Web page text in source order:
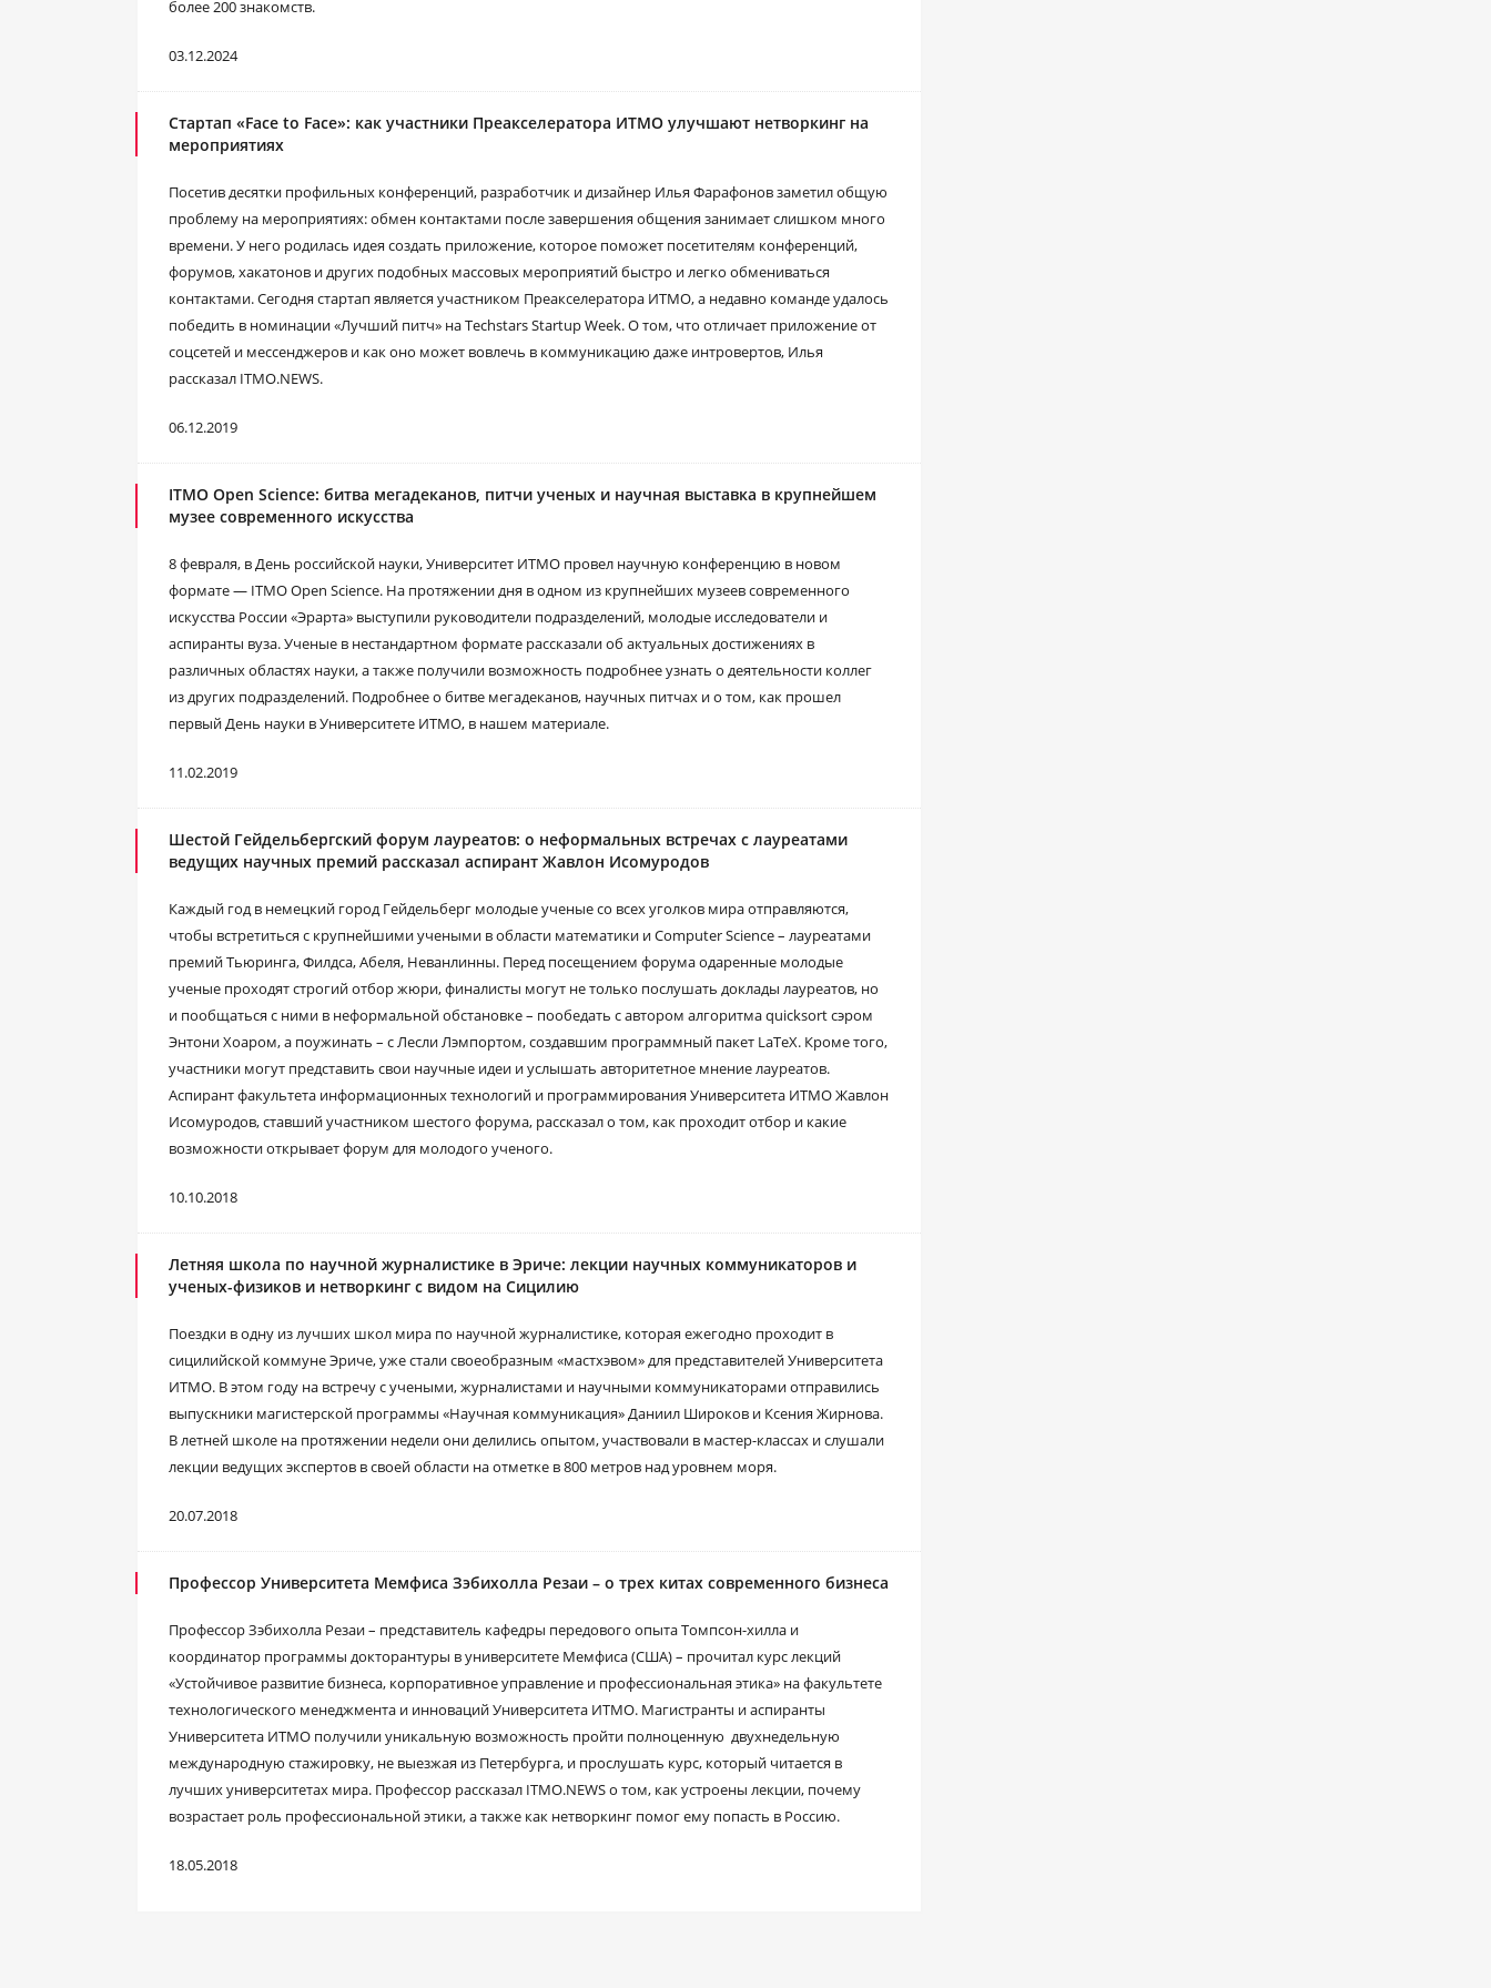
более 200 знакомств.
03.12.2024
Стартап «Face to Face»: как участники Преакселератора ИТМО улучшают нетворкинг на
мероприятиях
Посетив десятки профильных конференций, разработчик и дизайнер Илья Фарафонов заметил общую
проблему на мероприятиях: обмен контактами после завершения общения занимает слишком много
времени. У него родилась идея создать приложение, которое поможет посетителям конференций,
форумов, хакатонов и других подобных массовых мероприятий быстро и легко обмениваться
контактами. Сегодня стартап является участником Преакселератора ИТМО, а недавно команде удалось
победить в номинации «Лучший питч» на Techstars Startup Week. О том, что отличает приложение от
соцсетей и мессенджеров и как оно может вовлечь в коммуникацию даже интровертов, Илья
рассказал ITMO.NEWS.
06.12.2019
ITMO Open Science: битва мегадеканов, питчи ученых и научная выставка в крупнейшем
музее современного искусства
8 февраля, в День российской науки, Университет ИТМО провел научную конференцию в новом
формате — ITMO Open Science. На протяжении дня в одном из крупнейших музеев современного
искусства России «Эрарта» выступили руководители подразделений, молодые исследователи и
аспиранты вуза. Ученые в нестандартном формате рассказали об актуальных достижениях в
различных областях науки, а также получили возможность подробнее узнать о деятельности коллег
из других подразделений. Подробнее о битве мегадеканов, научных питчах и о том, как прошел
первый День науки в Университете ИТМО, в нашем материале.
11.02.2019
Шестой Гейдельбергский форум лауреатов: о неформальных встречах с лауреатами
ведущих научных премий рассказал аспирант Жавлон Исомуродов
Каждый год в немецкий город Гейдельберг молодые ученые со всех уголков мира отправляются,
чтобы встретиться с крупнейшими учеными в области математики и Computer Science – лауреатами
премий Тьюринга, Филдса, Абеля, Неванлинны. Перед посещением форума одаренные молодые
ученые проходят строгий отбор жюри, финалисты могут не только послушать доклады лауреатов, но
и пообщаться с ними в неформальной обстановке – пообедать с автором алгоритма quicksort сэром
Энтони Хоаром, а поужинать – с Лесли Лэмпортом, создавшим программный пакет LaTeX. Кроме того,
участники могут представить свои научные идеи и услышать авторитетное мнение лауреатов.
Аспирант факультета информационных технологий и программирования Университета ИТМО Жавлон
Исомуродов, ставший участником шестого форума, рассказал о том, как проходит отбор и какие
возможности открывает форум для молодого ученого.
10.10.2018
Летняя школа по научной журналистике в Эриче: лекции научных коммуникаторов и
ученых-физиков и нетворкинг с видом на Сицилию
Поездки в одну из лучших школ мира по научной журналистике, которая ежегодно проходит в
сицилийской коммуне Эриче, уже стали своеобразным «мастхэвом» для представителей Университета
ИТМО. В этом году на встречу с учеными, журналистами и научными коммуникаторами отправились
выпускники магистерской программы «Научная коммуникация» Даниил Широков и Ксения Жирнова.
В летней школе на протяжении недели они делились опытом, участвовали в мастер-классах и слушали
лекции ведущих экспертов в своей области на отметке в 800 метров над уровнем моря.
20.07.2018
Профессор Университета Мемфиса Зэбихолла Резаи – о трех китах современного бизнеса
Профессор Зэбихолла Резаи – представитель кафедры передового опыта Томпсон-хилла и
координатор программы докторантуры в университете Мемфиса (США) – прочитал курс лекций
«Устойчивое развитие бизнеса, корпоративное управление и профессиональная этика» на факультете
технологического менеджмента и инноваций Университета ИТМО. Магистранты и аспиранты
Университета ИТМО получили уникальную возможность пройти полноценную двухнедельную
международную стажировку, не выезжая из Петербурга, и прослушать курс, который читается в
лучших университетах мира. Профессор рассказал ITMO.NEWS о том, как устроены лекции, почему
возрастает роль профессиональной этики, а также как нетворкинг помог ему попасть в Россию.
18.05.2018